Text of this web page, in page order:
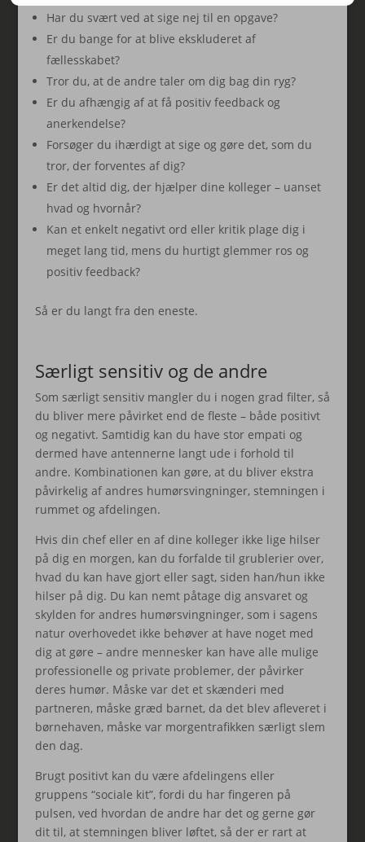
Har du svært ved at sige nej til en opgave?
Er du bange for at blive ekskluderet af
fællesskabet?
Tror du, at de andre taler om dig bag din ryg?
Er du afhængig af at få positiv feedback og
anerkendelse?
Forsøger du ihærdigt at sige og gøre det, som du
tror, der forventes af dig?
Er det altid dig, der hjælper dine kolleger – uanset
hvad og hvornår?
Kan et enkelt negativt ord eller kritik plage dig i
meget lang tid, mens du hurtigt glemmer ros og
positiv feedback?
Så er du langt fra den eneste.
Særligt sensitiv og de andre
Som særligt sensitiv mangler du i nogen grad filter, så
du bliver mere påvirket end de fleste – både positivt
og negativt. Samtidig kan du have stor empati og
dermed have antennerne langt ude i forhold til
andre. Kombinationen kan gøre, at du bliver ekstra
påvirkelig af andres humørsvingninger, stemningen i
rummet og afdelingen.
Hvis din chef eller en af dine kolleger ikke lige hilser
på dig en morgen, kan du forfalde til grublerier over,
hvad du kan have gjort eller sagt, siden han/hun ikke
hilser på dig. Du kan nemt påtage dig ansvaret og
skylden for andres humørsvingninger, som i sagens
natur overhovedet ikke behøver at have noget med
dig at gøre – andre mennesker kan have alle mulige
professionelle og private problemer, der påvirker
deres humør. Måske var det et skænderi med
partneren, måske græd barnet, da det blev afleveret i
børnehaven, måske var morgentrafikken særligt slem
den dag.
Brugt positivt kan du være afdelingens eller
gruppens “sociale kit”, fordi du har fingeren på
pulsen, ved hvordan de andre har det og gerne gør
dit til, at stemningen bliver løftet, så der er rart at